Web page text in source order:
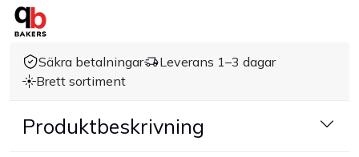
Säkra betalningar
Leverans 1–3 dagar
Brett sortiment
Produktbeskrivning